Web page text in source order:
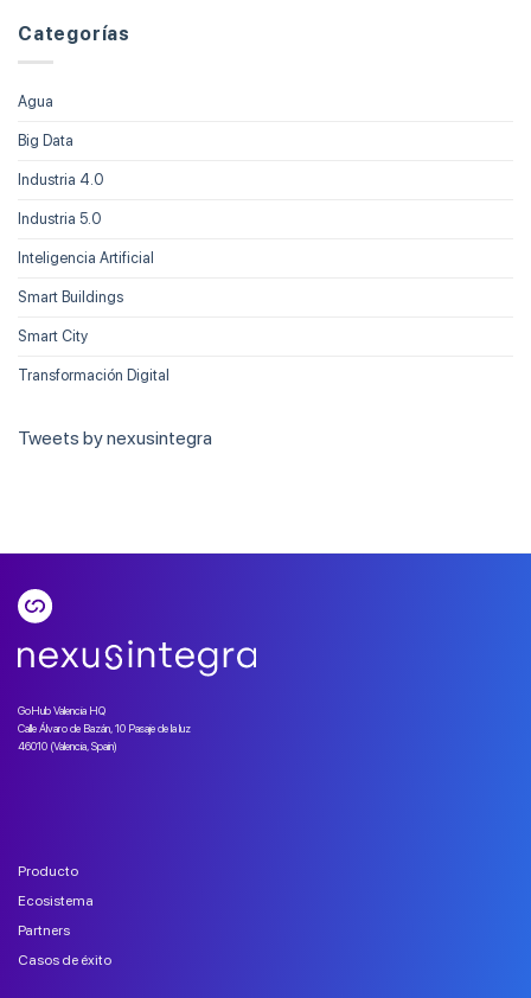
Categorías
Agua
Big Data
Industria 4.0
Industria 5.0
Inteligencia Artificial
Smart Buildings
Smart City
Transformación Digital
Tweets by nexusintegra
GoHub Valencia HQ
Calle Álvaro de Bazán, 10 Pasaje de la luz
46010 (Valencia, Spain)
Producto
Ecosistema
Partners
Casos de éxito